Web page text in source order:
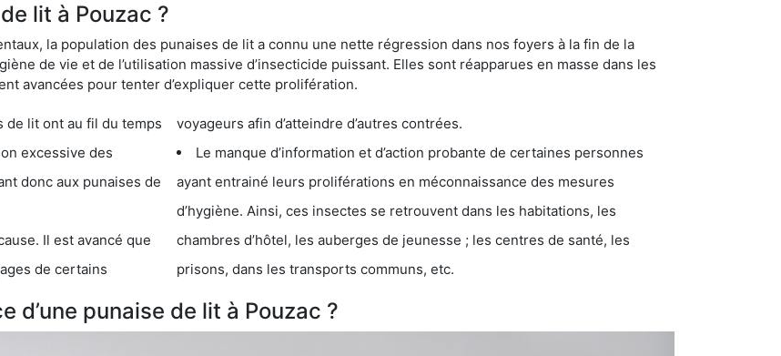
lit à Pouzac ?
la population des punaises de lit a connu une nette régression dans nos foyers à la fin de la
de vie et de l’utilisation massive d’insecticide puissant. Elles sont réapparues en masse dans les
avancées pour tenter d’expliquer cette prolifération.
au fil du temps
de
avancé que
voyageurs afin d’atteindre d’autres contrées.
Le manque d’information et d’action probante de certaines personnes
ayant entrainé leurs proliférations en méconnaissance des mesures
d’hygiène. Ainsi, ces insectes se retrouvent dans les habitations, les
chambres d’hôtel, les auberges de jeunesse ; les centres de santé, les
prisons, dans les transports communs, etc.
d’une punaise de lit à Pouzac ?